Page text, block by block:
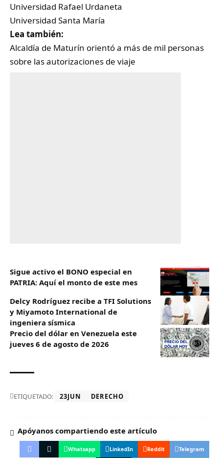
Universidad Rafael Urdaneta
Universidad Santa María
Lea también:
Alcaldía de Maturín orientó a más de mil personas
sobre las autorizaciones de viaje
Sigue activo el BONO especial en
PATRIA: Aquí el monto de este mes
Delcy Rodríguez recibe a TFI Solutions
y Miyamoto International de
ingeniera sísmica
Precio del dólar en Venezuela este
jueves 6 de agosto de 2026
ETIQUETADO: 23JUN DERECHO
Apóyanos compartiendo este artículo
Whatsapp LinkedIn Reddit Telegram